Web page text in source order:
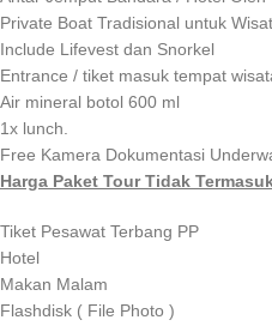
Private Boat Tradisional untuk
Include Lifevest dan Snorkel
Entrance / tiket masuk tempat
Air mineral botol 600 ml
1x lunch.
Free Kamera Dokumentasi
Harga Paket Tour Tidak
Tiket Pesawat Terbang PP
Hotel
Makan Malam
Flashdisk ( File Photo )